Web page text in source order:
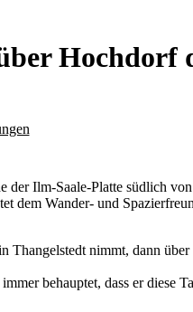
Hochdorf
Ilm-Saale-Platte südlich
dem Wander- und
Thangelstedt nimmt, dann
behauptet, dass er diese